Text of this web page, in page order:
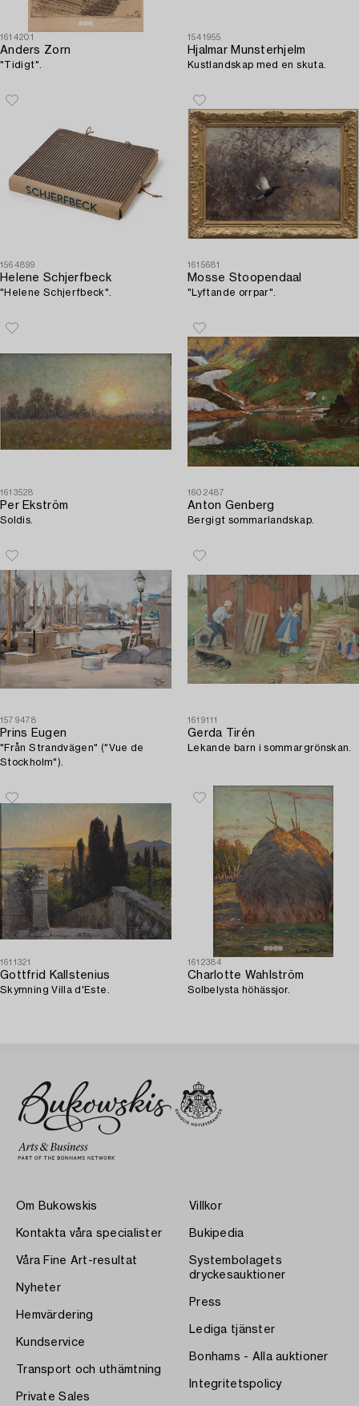
1614201
Anders Zorn
"Tidigt".
1541955
Hjalmar Munsterhjelm
Kustlandskap med en skuta.
1564899
Helene Schjerfbeck
"Helene Schjerfbeck".
1615681
Mosse Stoopendaal
"Lyftande orrpar".
1613528
Per Ekström
Soldis.
1602487
Anton Genberg
Bergigt sommarlandskap.
1579478
Prins Eugen
"Från Strandvägen" ("Vue de
Stockholm").
1619111
Gerda Tirén
Lekande barn i sommargrönskan.
1611321
Gottfrid Kallstenius
Skymning Villa d'Este.
1612384
Charlotte Wahlström
Solbelysta höhässjor.
Om Bukowskis
Kontakta våra specialister
Våra Fine Art-resultat
Nyheter
Hemvärdering
Kundservice
Transport och uthämtning
Private Sales
Villkor
Bukipedia
Systembolagets
dryckesauktioner
Press
Lediga tjänster
Bonhams - Alla auktioner
Integritetspolicy